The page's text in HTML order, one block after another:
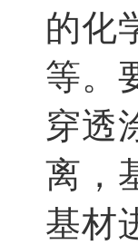
的化
等。
穿透
离，
基材